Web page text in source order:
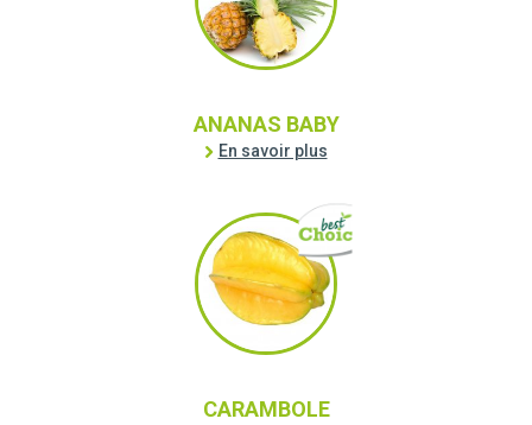
ANANAS BABY
En savoir plus
CARAMBOLE